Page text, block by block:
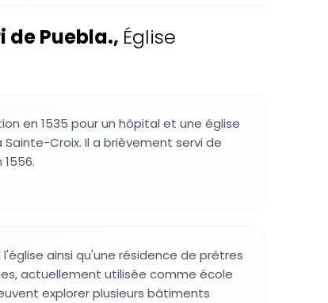
de Puebla., Église
en 1535 pour un hôpital et une église
Croix. Il a brièvement servi de
ainsi qu'une résidence de prêtres
actuellement utilisée comme école
explorer plusieurs bâtiments